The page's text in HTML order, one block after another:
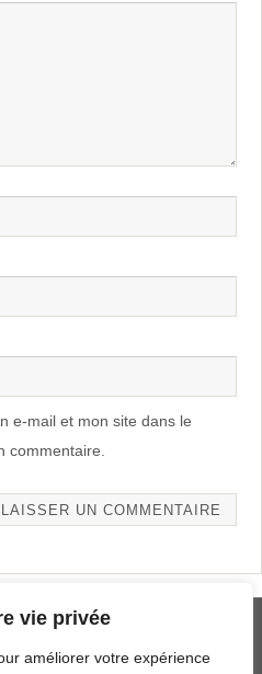
vie privée
améliorer votre expérience
e-mail et mon site dans le
commentaire.
DU SITE